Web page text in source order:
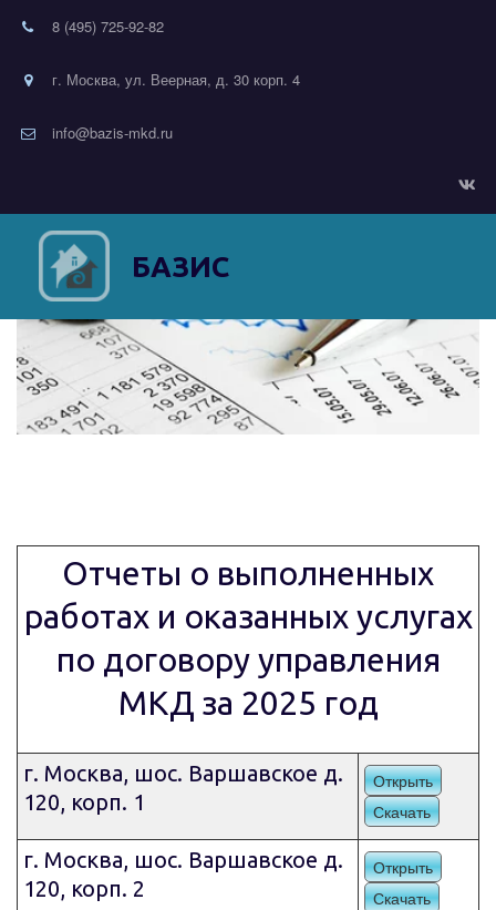
8 (495) 725-92-82
г. Москва, ул. Веерная, д. 30 корп. 4
info@bazis-mkd.ru
БАЗИС
Отчеты о выполненных
работах и оказанных услугах
по договору управления
МКД за 2025 год
г. Москва, шос. Варшавское д.
120, корп. 1
Открыть
Скачать
г. Москва, шос. Варшавское д.
120, корп. 2
Открыть
Скачать